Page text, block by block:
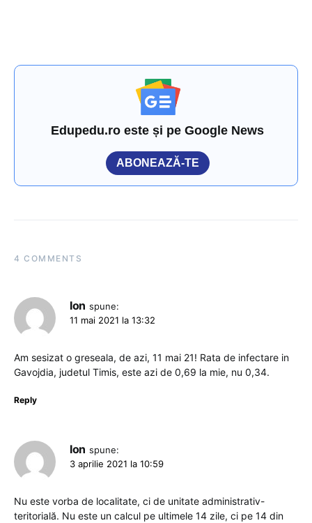
Edupedu.ro este și pe Google News
ABONEAZĂ-TE
4 COMMENTS
Ion spune:
11 mai 2021 la 13:32
Am sesizat o greseala, de azi, 11 mai 21! Rata de infectare in
Gavojdia, judetul Timis, este azi de 0,69 la mie, nu 0,34.
Reply
Ion spune:
3 aprilie 2021 la 10:59
Nu este vorba de localitate, ci de unitate administrativ-
teritorială. Nu este un calcul pe ultimele 14 zile, ci pe 14 din